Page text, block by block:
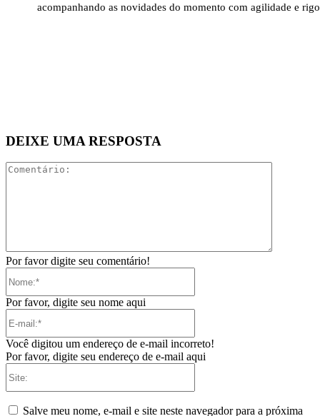
acompanhando as novidades do momento com agilidade e
DEIXE UMA RESPOSTA
Por favor digite seu comentário!
Por favor, digite seu nome aqui
Você digitou um endereço de e-mail incorreto!
Por favor, digite seu endereço de e-mail aqui
Salve meu nome, e-mail e site neste navegador para a próxima